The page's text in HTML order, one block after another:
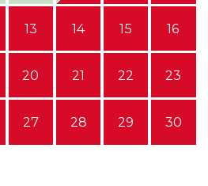
13 14 15 16
20 21 22 23
27 28 29 30